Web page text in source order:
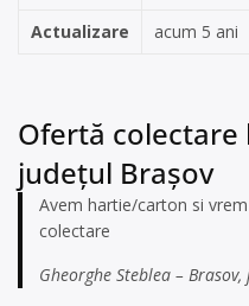
Actualizare
acum 5 ani
Ofertă colectare
județul Brașov
Avem hartie/carton si
colectare
Gheorghe Steblea –